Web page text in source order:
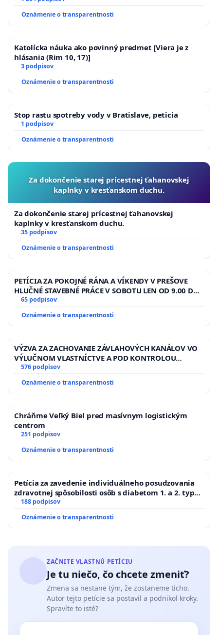
Milan Kubík, zborový farár CZ Martin
Dušan Cina, evanjelický farár, riaditeľ biskupského
úradu VD ECAV
Peter Mihoč, evanjelický farár, tajomník biskupa VD
ECAV
Daniel Borcovan, zborový dozorca, CZ Martin
Peter Synak, zborový dozorca CZ, Bratislava –
Legionárska
Miloš Kovačka, presbyter CZ Martin, vysokoškolský
pedagóg
Michal Valčo, vedúci Katedry náboženských štúdií,
Adrián Kacian, vysokoškolský pedagóg
Ondrej Prostredník, vysokoškolský pedagóg,
šéfredaktor Cirkevných listov
Emília Mihočová, šéfredaktorka časopisu
východu
Peter Podlesný, diakon pre mládež, CZ Košice
Mikuláš Lipták, člen presbyterstva, CZ Kežmarok
Daniel Mišina, člen CZ Háj
Oznámenie o transparentnosti
Katolícka náuka ako povinný predmet [Viera je z
hlásania (Rim 10, 17)]
3 podpisov
Oznámenie o transparentnosti
Stop rastu spotreby vody v Bratislave, peticia
1 podpisov
Oznámenie o transparentnosti
Za dokončenie starej prícestnej ťahanovskej
kaplnky v kresťanskom duchu.
Za dokončenie starej prícestnej ťahanovskej
kaplnky v kresťanskom duchu.
35 podpisov
Oznámenie o transparentnosti
PETÍCIA ZA POKOJNÉ RÁNA A VÍKENDY V PREŠOVE
HLUČNÉ STAVEBNÉ PRÁCE V SOBOTU LEN OD 9.00 DO
13.00 HOD., CEZ PRACOVNÝ TÝŽDEŇ CIEĽ 8.00 – 18.00
ĎUMBIERSKEJ/MAGU
65 podpisov
Oznámenie o transparentnosti
VÝZVA ZA ZACHOVANIE ZÁVLAHOVÝCH KANÁLOV VO
VÝLUČNOM VLASTNÍCTVE A POD KONTROLOU
SLOVENSKEJ REPUBLIKY & žiadosť na riešenie
kanálov na Slovensku
576 podpisov
Oznámenie o transparentnosti
Chráňme Veľký Biel pred masívnym logistickým
centrom
251 podpisov
Oznámenie o transparentnosti
Petícia za zavedenie individuálneho posudzovania
zdravotnej spôsobilosti osôb s diabetom 1. a 2. typu
pri prijímaní do Policajného zboru SR
188 podpisov
Oznámenie o transparentnosti
ZAČNITE VLASTNÚ PETÍCIU
Je tu niečo, čo chcete zmeniť?
Zmena sa nestane tým, že zostaneme ticho.
Autor tejto petície sa postavil a podnikol kroky.
Spravíte to isté?